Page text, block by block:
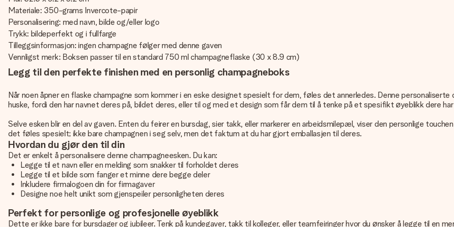
Materiale: 350-grams Invercote-papir
Personalisering: med navn, bilde og/eller logo
Trykk: bildeperfekt og i fullfarge
Tilleggsinformasjon: ingen champagne følger med denne gaven
Vennligst merk: Boksen passer til en standard 750 ml champagneflaske (30 x 8.9 cm)
Legg til den perfekte finishen med en personlig champagneboks
Når noen åpner en flaske champagne som kommer i en eske designet spesielt for dem, føles det annerledes. Denne
huske, fordi den har navnet deres på, bildet deres, eller til og med et design som får dem til å tenke på et spesifikt øyeblikk dere
Selve esken blir en del av gaven. Enten du feirer en bursdag, sier takk, eller markerer en arbeidsmilepæl, viser den personlige
det føles spesielt; ikke bare champagnen i seg selv, men det faktum at du har gjort emballasjen til deres.
Hvordan du gjør den til din
Det er enkelt å personalisere denne champagneesken. Du kan:
Legge til et navn eller en melding som snakker til forholdet deres
Legge til et bilde som fanger et minne dere begge deler
Inkludere firmalogoen din for firmagaver
Designe noe helt unikt som gjenspeiler personligheten deres
Perfekt for personlige og profesjonelle øyeblikk
Dette er ikke bare for bursdager og jubileer. Tenk på kundegaver, takk til kolleger, eller teamfeiringer hvor du ønsker å legge til